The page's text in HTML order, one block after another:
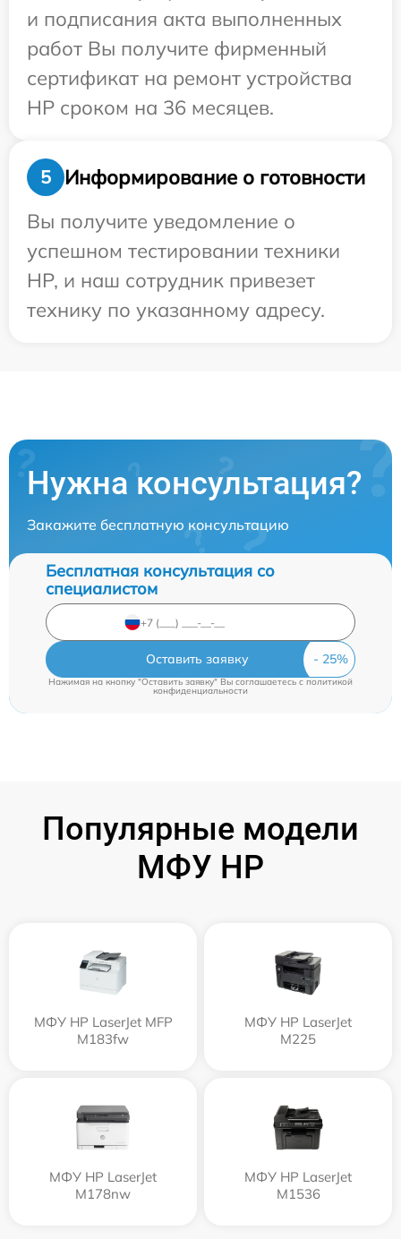
и подписания акта выполненных
работ Вы получите фирменный
сертификат на ремонт устройства
HP сроком на 36 месяцев.
5
Информирование о готовности
Вы получите уведомление о
успешном тестировании техники
HP, и наш сотрудник привезет
технику по указанному адресу.
Нужна консультация?
Закажите бесплатную консультацию
Бесплатная консультация со
специалистом
Оставить заявку
Нажимая на кнопку "Оставить заявку" Вы соглашаетесь cполитикой
конфиденциальности
Популярные модели
МФУ HP
МФУ HP LaserJet MFP
M183fw
МФУ HP LaserJet
M225
МФУ HP LaserJet
M178nw
МФУ HP LaserJet
M1536